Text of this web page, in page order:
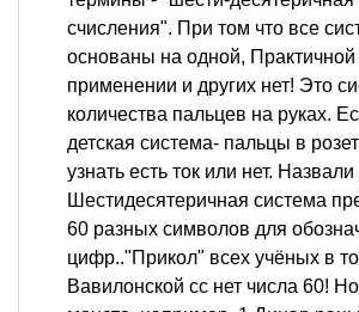
счисления". При том что все
основаны на одной, Практичной
применении и других нет! Это
количества пальцев на руках.
детская система- пальцы в
узнать есть ток или нет.
Шестидесятеричная система
60 разных символов для
цифр.."Прикол" всех учёных в
Вавилонской сс нет числа 60! Но